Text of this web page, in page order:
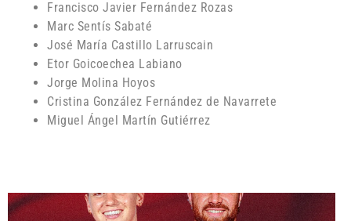
Francisco Javier Fernández Rozas
Marc Sentís Sabaté
José María Castillo Larruscain
Etor Goicoechea Labiano
Jorge Molina Hoyos
Cristina González Fernández de Navarrete
Miguel Ángel Martín Gutiérrez